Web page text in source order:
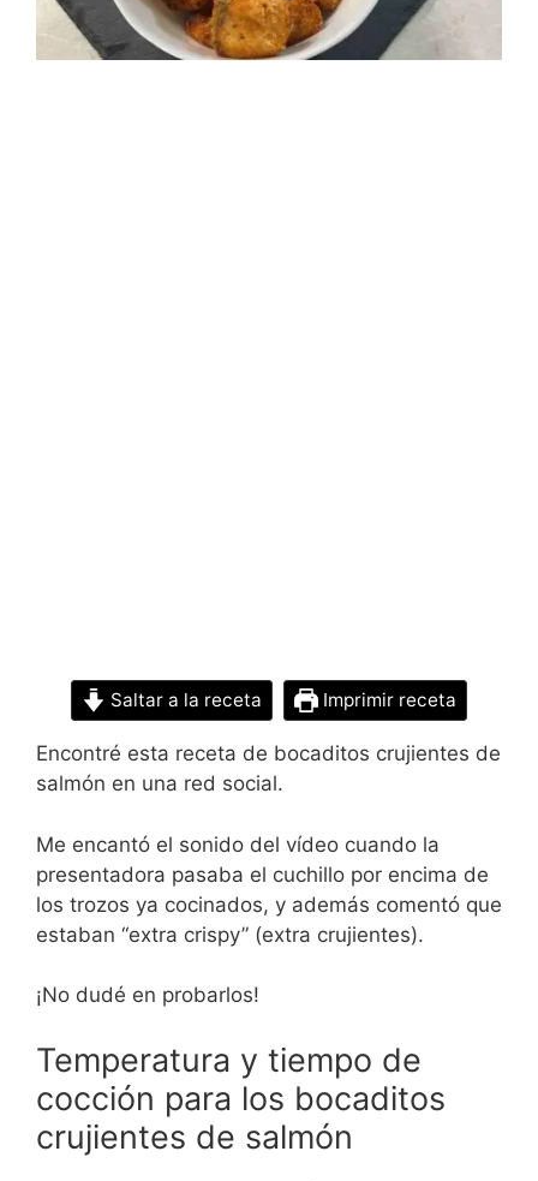
Saltar a la receta Imprimir receta
Encontré esta receta de bocaditos crujientes de
salmón en una red social.
Me encantó el sonido del vídeo cuando la
presentadora pasaba el cuchillo por encima de
los trozos ya cocinados, y además comentó que
estaban “extra crispy” (extra crujientes).
¡No dudé en probarlos!
Temperatura y tiempo de
cocción para los bocaditos
crujientes de salmón